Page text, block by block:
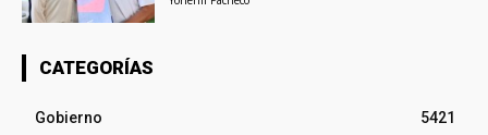
CATEGORÍAS
Gobierno
5421